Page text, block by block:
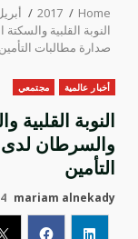
Home
2017
النوبة القلبية
صدارة مطالبات التأمين
أخبار عالمية مجتمعي
النوبة
والسرطان لدى
التأمين
mariam alnekady
14